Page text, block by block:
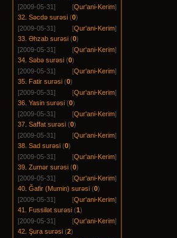
[2009-05-31]
[Qur'ani-Kerim]
32. Səcdə surəsi (0)
[2009-05-31]
[Qur'ani-Kerim]
33. Əhzab surəsi (0)
[2009-05-31]
[Qur'ani-Kerim]
34. Səbə surəsi (0)
[2009-05-31]
[Qur'ani-Kerim]
35. Fatir surəsi (0)
[2009-05-31]
[Qur'ani-Kerim]
36. Yasin surəsi (0)
[2009-05-31]
[Qur'ani-Kerim]
37. Saffat surəsi (0)
[2009-05-31]
[Qur'ani-Kerim]
38. Sad surəsi (0)
[2009-05-31]
[Qur'ani-Kerim]
39. Zumər surəsi (0)
[2009-05-31]
[Qur'ani-Kerim]
40. Ğafir (Mumin) surəsi (0)
[2009-05-31]
[Qur'ani-Kerim]
41. Fussilət surəsi (1)
[2009-05-31]
[Qur'ani-Kerim]
42. Şura surəsi (2)